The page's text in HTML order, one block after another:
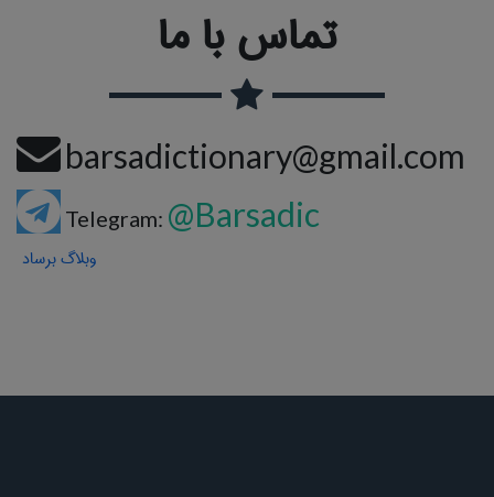
تماس با ما
barsadictionary@gmail.com
Telegram: @Barsadic
وبلاگ برساد